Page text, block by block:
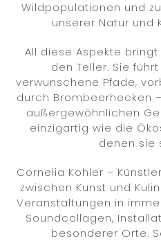
Wildpopulationen und
unserer Natur und
All diese Aspekte
den Teller. Sie
verwunschene Pfade,
durch Brombeerhecken
außergewöhnlichen
einzigartig wie die
denen sie
Cornelia Kohler –
zwischen Kunst und
Veranstaltungen in
Soundcollagen,
besonderer Orte.